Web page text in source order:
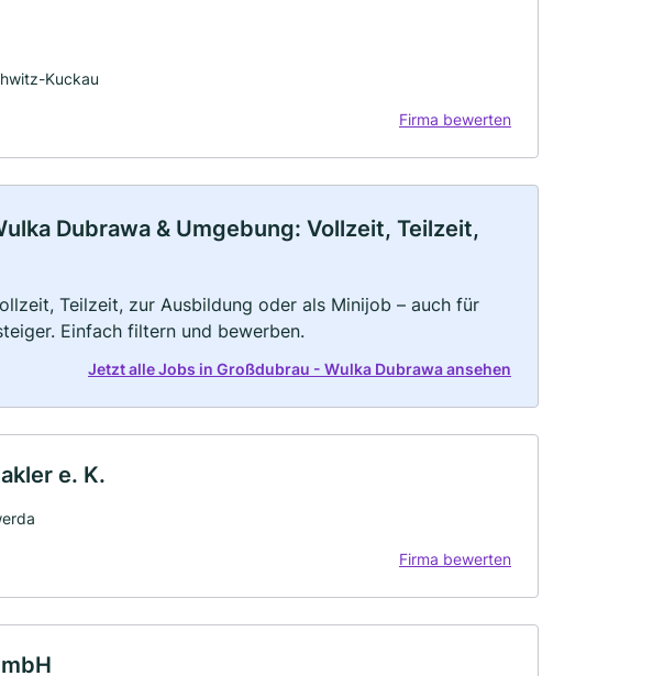
Kuckau
Firma bewerten
Dubrawa & Umgebung: Vollzeit, Teilzeit,
Teilzeit, zur Ausbildung oder als Minijob – auch für
Einfach filtern und bewerben.
Jetzt alle Jobs in Großdubrau - Wulka Dubrawa ansehen
e. K.
Firma bewerten